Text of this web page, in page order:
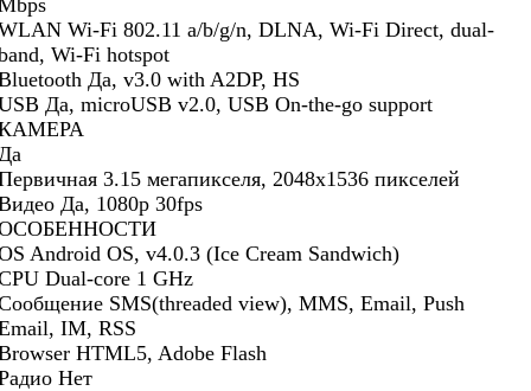
Wi-Fi 802.11 a/b/g/n, DLNA, Wi-Fi Direct, dual-
Wi-Fi hotspot
Да, v3.0 with A2DP, HS
Да, microUSB v2.0, USB On-the-go support
3.15 мегапикселя, 2048x1536 пикселей
Да, 1080p 30fps
Android OS, v4.0.3 (Ice Cream Sandwich)
Dual-core 1 GHz
SMS(threaded view), MMS, Email, Push
IM, RSS
HTML5, Adobe Flash
Нет